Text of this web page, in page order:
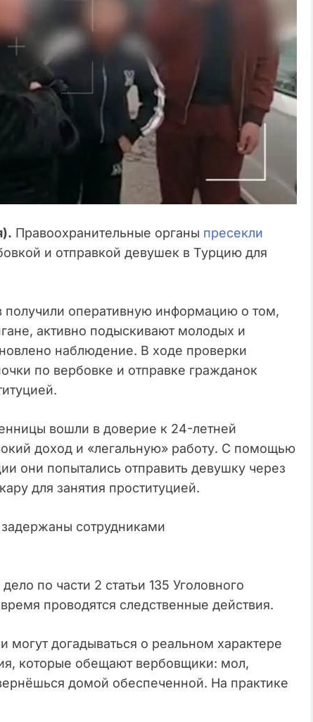
Правоохранительные органы пресекли
и отправкой девушек в Турцию для
получили оперативную информацию о том,
активно подыскивают молодых и
наблюдение. В ходе проверки
по вербовке и отправке гражданок
вошли в доверие к 24-летней
доход и «легальную» работу. С помощью
они попытались отправить девушку через
для занятия проституцией.
сотрудниками
по части 2 статьи 135 Уголовного
проводятся следственные действия.
догадываться о реальном характере
которые обещают вербовщики: мол,
домой обеспеченной. На практике